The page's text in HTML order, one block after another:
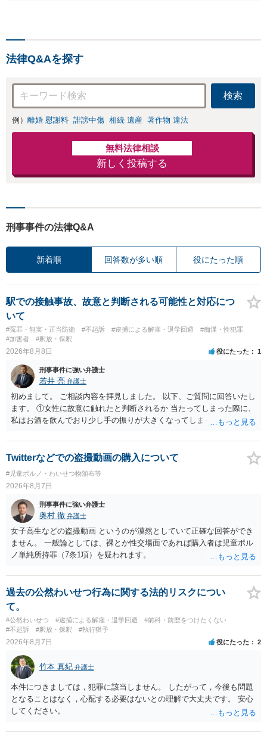
法律Q&Aを探す
検索
例） 離婚 慰謝料 誹謗中傷 相続 遺産 著作物 違法
無料法律相談
新しく投稿する
刑事事件の法律Q&A
新着順 回答数が多い順 役にたった順
駅での接触事故、故意と判断される可能性と対応につ
いて
#冤罪・無実・正当防衛 #不起訴 #逮捕による解雇・退学回避
#痴漢・性犯罪
#加害者
#釈放・保釈
2026年8月8日 役にたった 1
刑事事件に強い弁護士
若井 亮 弁護士
初めまして。 ご相談内容を拝見しました。 以下、ご質問に回答いたし
ます。 ①女性に故意に触れたと判断されるか 当たってしまった際に、
私はお酒を飲んでおり少し手の振りが大きくなってしまっていたこと
いた場合、故意だと判定されやすいのでしょうか？ お伺いする限り、
故意があると判断されることは無いかと思います。 ②逮捕、呼び出し
捕、呼び出しされる可能性はどれほどでしょうか？ 誤って当たってし
まっただけであり、さらにその場で女性等のアクションが無かったこ
とからすると、この後に呼び出される可能性は極めて低いと思いま
す。 ③逮捕呼び出しまでの期間 大体どれほどの期間逮捕呼び出しの可
能性があると考えれば良いのでしょうか？ 逮捕や呼び出しの可能性は
極めて低いと思います。 連絡が来ることはないでしょう。
Twitterなどでの盗撮動画の購入について
#児童ポルノ・わいせつ物頒布等
2026年8月7日
刑事事件に強い弁護士
奥村 徹 弁護士
女子高生などの盗撮動画 というのが漠然としていて正確な回答ができ
ません。 一般論としては、裸とか性交場面であれば購入者は児童ポル
ノ単純所持罪（7条1項）を疑われます。
過去の公然わいせつ行為に関する法的リスクについ
て。
#公然わいせつ #逮捕による解雇・退学回避
#前科・前歴をつけたくない
#不起訴
#釈放・保釈 #執行猶予
2026年8月7日 役にたった 2
竹本 真紀 弁護士
本件につきましては，犯罪に該当しません。 したがって，今後も問題
となることはなく，心配する必要はないとの理解で大丈夫です。 安心
してください。